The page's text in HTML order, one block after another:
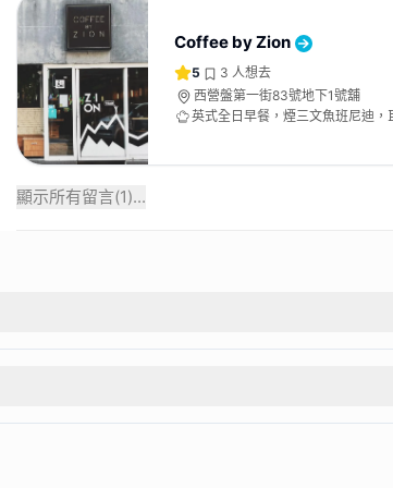
Coffee by Zion
5 3 人想去
西營盤第一街83號地下1號舖
英式全日早餐，煙三文魚班尼迪，
顯示所有留言(1)...